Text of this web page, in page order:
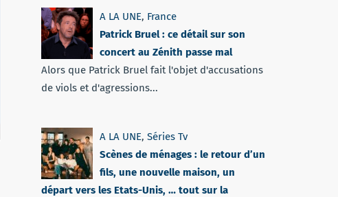
A LA UNE, France
Patrick Bruel : ce détail sur son
concert au Zénith passe mal
Alors que Patrick Bruel fait l'objet d'accusations
de viols et d'agressions...
A LA UNE, Séries Tv
Scènes de ménages : le retour d’un
fils, une nouvelle maison, un
départ vers les Etats-Unis, … tout sur la